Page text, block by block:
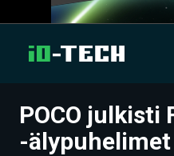
UUTISET
POCO julkisti
-älypuhelimet